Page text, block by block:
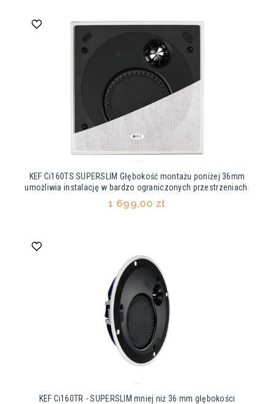
KEF Ci160TS SUPERSLIM Głębokość montażu poniżej 36mm
umożliwia instalację w bardzo ograniczonych przestrzeniach.
1 699,00 zł
KEF Ci160TR - SUPERSLIM mniej niż 36 mm głębokości